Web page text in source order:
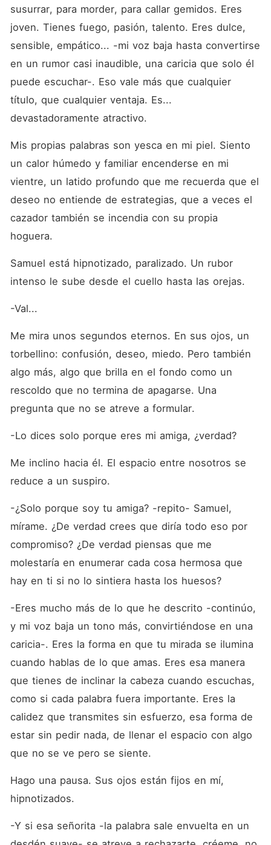
susurrar, para morder, para callar gemidos. Eres
joven. Tienes fuego, pasión, talento. Eres dulce,
sensible, empático... -mi voz baja hasta convertirse
en un rumor casi inaudible, una caricia que solo él
puede escuchar-. Eso vale más que cualquier
título, que cualquier ventaja. Es...
devastadoramente atractivo.
Mis propias palabras son yesca en mi piel. Siento
un calor húmedo y familiar encenderse en mi
vientre, un latido profundo que me recuerda que el
deseo no entiende de estrategias, que a veces el
cazador también se incendia con su propia
hoguera.
Samuel está hipnotizado, paralizado. Un rubor
intenso le sube desde el cuello hasta las orejas.
-Val...
Me mira unos segundos eternos. En sus ojos, un
torbellino: confusión, deseo, miedo. Pero también
algo más, algo que brilla en el fondo como un
rescoldo que no termina de apagarse. Una
pregunta que no se atreve a formular.
-Lo dices solo porque eres mi amiga, ¿verdad?
Me inclino hacia él. El espacio entre nosotros se
reduce a un suspiro.
-¿Solo porque soy tu amiga? -repito- Samuel,
mírame. ¿De verdad crees que diría todo eso por
compromiso? ¿De verdad piensas que me
molestaría en enumerar cada cosa hermosa que
hay en ti si no lo sintiera hasta los huesos?
-Eres mucho más de lo que he descrito -continúo,
y mi voz baja un tono más, convirtiéndose en una
caricia-. Eres la forma en que tu mirada se ilumina
cuando hablas de lo que amas. Eres esa manera
que tienes de inclinar la cabeza cuando escuchas,
como si cada palabra fuera importante. Eres la
calidez que transmites sin esfuerzo, esa forma de
estar sin pedir nada, de llenar el espacio con algo
que no se ve pero se siente.
Hago una pausa. Sus ojos están fijos en mí,
hipnotizados.
-Y si esa señorita -la palabra sale envuelta en un